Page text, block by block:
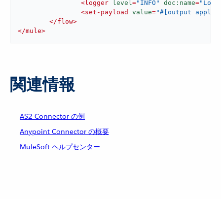
<logger level ="INFO" doc:name=
<set-payload value="#[output
</flow>
</mule>
関連情報
AS2 Connector の例
Anypoint Connector の概要
MuleSoft ヘルプセンター